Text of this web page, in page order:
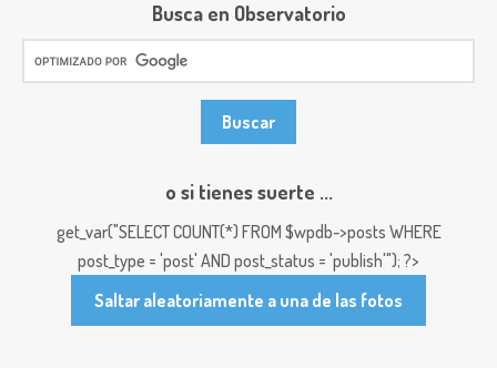
Busca en Observatorio
o si tienes suerte ...
get_var("SELECT COUNT(*) FROM $wpdb->posts WHERE
post_type = 'post' AND post_status = 'publish'"); ?>
Saltar aleatoriamente a una de las fotos